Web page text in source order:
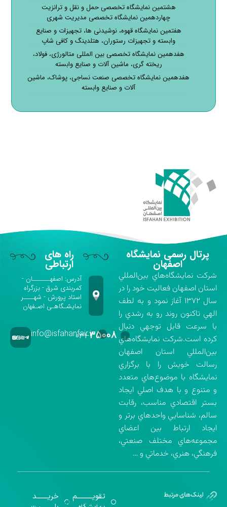
هشتمین نمایشگاه تخصصی حمل و نقل و ترانزیت
چهاردهمین نمایشگاه تخصصی مدیریت شهری
هفتمین نمایشگاه قهوه، نوشیدنی ها، تجهیزات و صنایع
وابسته و تجهیزات رستوران، هتلدینگ و کافی شاپ
هفدهمین نمایشگاه تخصصی بین المللی متالورژی، فولاد،
ریخته گری، ماشین آلات و صنایع وابسته
هفدهمین نمایشگاه تخصصی صنعت نساجی، پوشاک، ماشین
آلات و صنایع وابسته
پرتال رسمی نمایشگاه
اصفهان
شركت نمايشگاه‌هاي بين‌المللي
استان اصفهان فعاليت خود را در
سال ۱۳۷۲ آغاز نمود و به لطف
الهي تاكنون روند رو به رشدي را
با سرعت قابل توجهي دنبال
كرده است.شركت نمايشگاه‌هاي
بين‌المللي استان اصفهان
رسالت خويش را با برگزاري
نمايشگاه با موضوع‌هاي متعدد
و متنوع و با هدف اصلي ايجاد
بستر اقتصادي مناسب، رقابت
سالم، شناسايي واحدهاي برتر و
ايجاد ارتباط بين اعضاي
مجموعه‌هاي مختلف صنعتي،
فرهنگي، هنري، خدماتي و …
راه های
ارتباطی
آدرس: اصفهـــــــان -
کمربندی شرق - بزرگراه
استاد پرورش - شهــــر
نمایشـگاهـی اصـفهان
۰۳۱-۳۵۰۰۸info@isfahanfair.ir
تقویــــــــــم
خریـــــــد
گواهینامه‌های